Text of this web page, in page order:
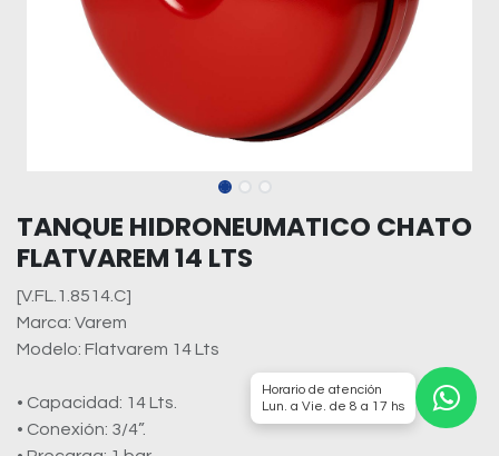
TANQUE HIDRONEUMATICO CHATO
FLATVAREM 14 LTS
[V.FL.1.8514.C]
Marca: Varem
Modelo: Flatvarem 14 Lts
• Capacidad: 14 Lts.
• Conexión: 3/4”.
Horario de atención
Lun. a Vie. de 8 a 17 hs